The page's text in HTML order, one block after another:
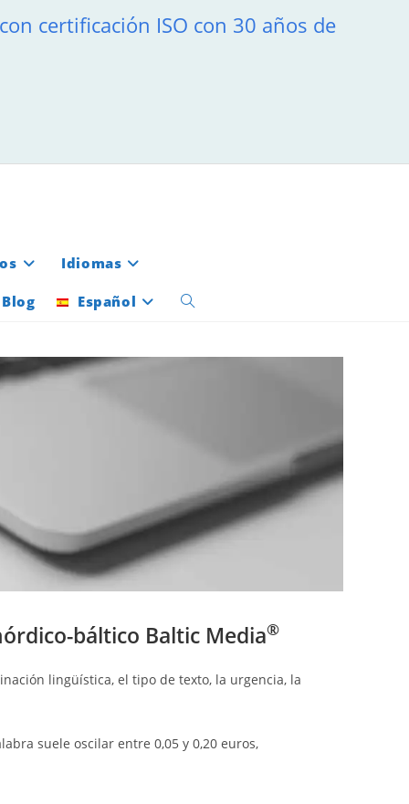
certificación ISO con 30 años de
Idiomas
Blog Español Alternar
báltico Baltic Media®
lingüística, el tipo de texto, la urgencia, la
suele oscilar entre 0,05 y 0,20 euros,